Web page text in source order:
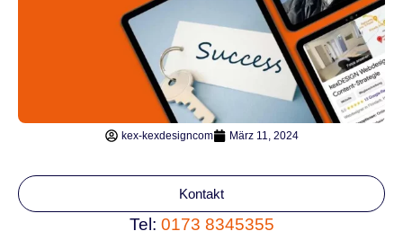
kex-kexdesigncom März 11, 2024
Kontakt
Tel: 0173 8345355